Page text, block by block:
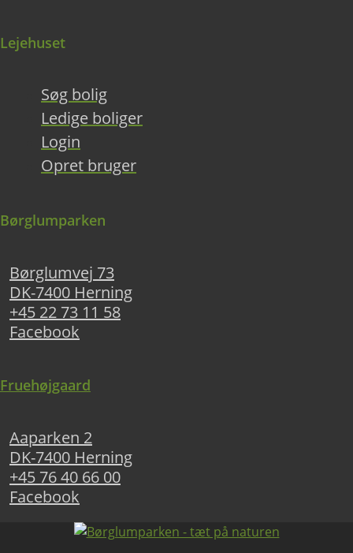
Lejehuset
Søg bolig
Ledige boliger
Login
Opret bruger
Børglumparken
Børglumvej 73
DK-7400 Herning
+45 22 73 11 58
Facebook
Fruehøjgaard
Aaparken 2
DK-7400 Herning
+45 76 40 66 00
Facebook